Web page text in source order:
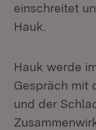
einschreitet
Hauk.
Hauk werde
Gespräch mit
und der